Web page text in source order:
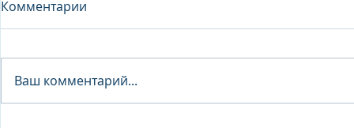
Комментарии
Ваш комментарий...